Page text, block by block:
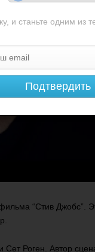
и станьте одним из
Подтвердить
“Стив Джобс”.
Сет Роген. Автор